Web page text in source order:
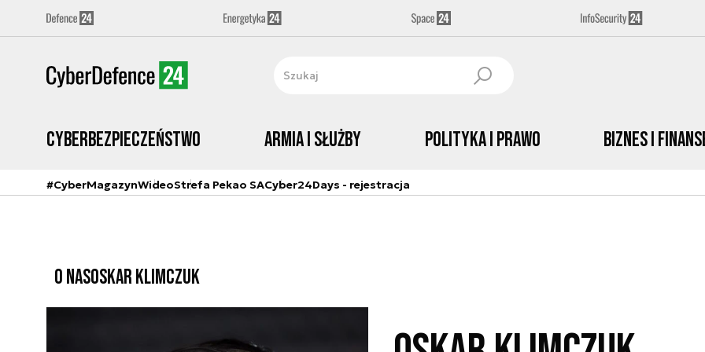
Cyberbezpieczeństwo Armia i Służby Polityka i prawo Biznes i
#CyberMagazynWideoStrefa Pekao SACyber24Days - rejestracja
O NASOSKAR KLIMCZUK